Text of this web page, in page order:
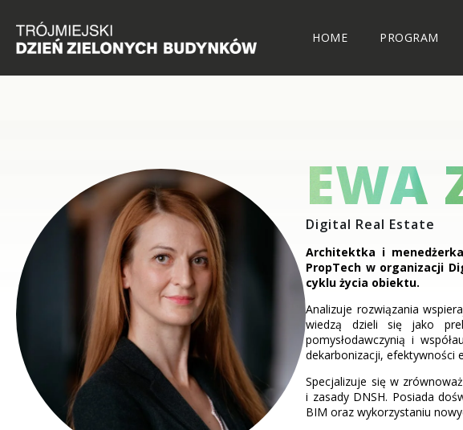
HOME PROGRAM
EWA
Digital Real Estate
Architektka i
PropTech w organizacji
cyklu życia obiektu.
Analizuje rozwiązania
wiedzą dzieli się jako
pomysłodawczynią i
dekarbonizacji, efektywności
Specjalizuje się w
i zasady DNSH. Posiada
BIM oraz wykorzystaniu